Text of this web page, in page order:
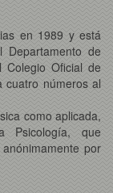
en 1989 y está
de
Oficial de
cuatro números al
como aplicada,
Psicología, que
por